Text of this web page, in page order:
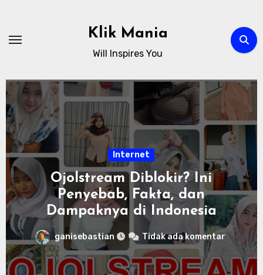
content
Klik Mania
Will Inspires You
Internet
Ojolstream Diblokir? Ini
Penyebab, Fakta, dan
Dampaknya di Indonesia
ganisebastian Tidak ada komentar